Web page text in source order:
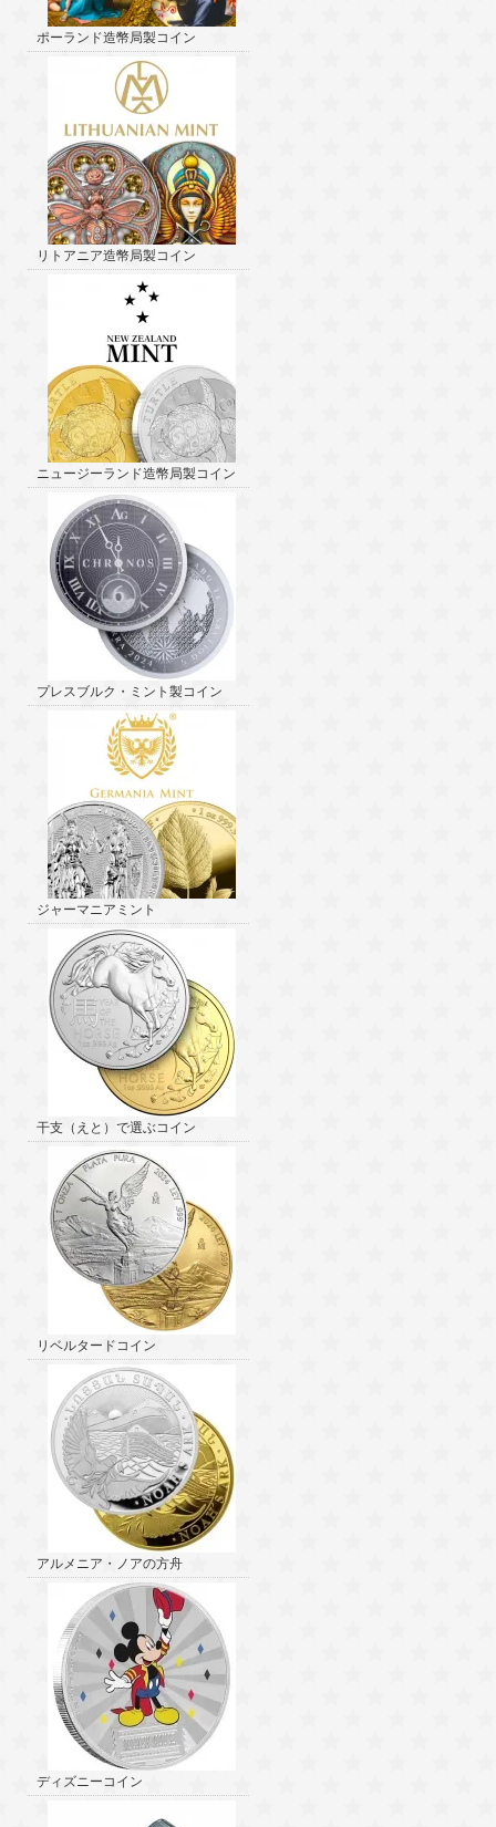
ポーランド造幣局製コイン
リトアニア造幣局製コイン
ニュージーランド造幣局製コイン
プレスブルク・ミント製コイン
ジャーマニアミント
干支（えと）で選ぶコイン
リベルタードコイン
アルメニア・ノアの方舟
ディズニーコイン